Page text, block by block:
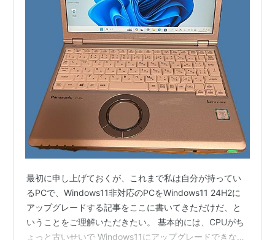
最初に申し上げておくが、これまで私は自分が持ってい
るPCで、Windows11非対応のPCをWindows11 24H2に
アップグレードする記事をここに書いてきただけだ、と
いうことをご理解いただきたい。 基本的には、CPUがち
ょっと古いせいで Windows11にアップグレードできない